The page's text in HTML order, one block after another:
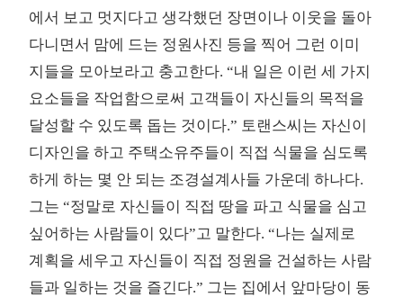
에서 보고 멋지다고 생각했던 장면이나 이웃을 돌아
다니면서 맘에 드는 정원사진 등을 찍어 그런 이미
지들을 모아보라고 충고한다. “내 일은 이런 세 가지
요소들을 작업함으로써 고객들이 자신들의 목적을
달성할 수 있도록 돕는 것이다.” 토랜스씨는 자신이
디자인을 하고 주택소유주들이 직접 식물을 심도록
하게 하는 몇 안 되는 조경설계사들 가운데 하나다.
그는 “정말로 자신들이 직접 땅을 파고 식물을 심고
싶어하는 사람들이 있다”고 말한다. “나는 실제로
계획을 세우고 자신들이 직접 정원을 건설하는 사람
들과 일하는 것을 즐긴다.” 그는 집에서 앞마당이 동